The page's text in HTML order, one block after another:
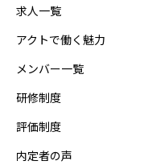
求人一覧
アクトで働く魅力
メンバー一覧
研修制度
評価制度
内定者の声